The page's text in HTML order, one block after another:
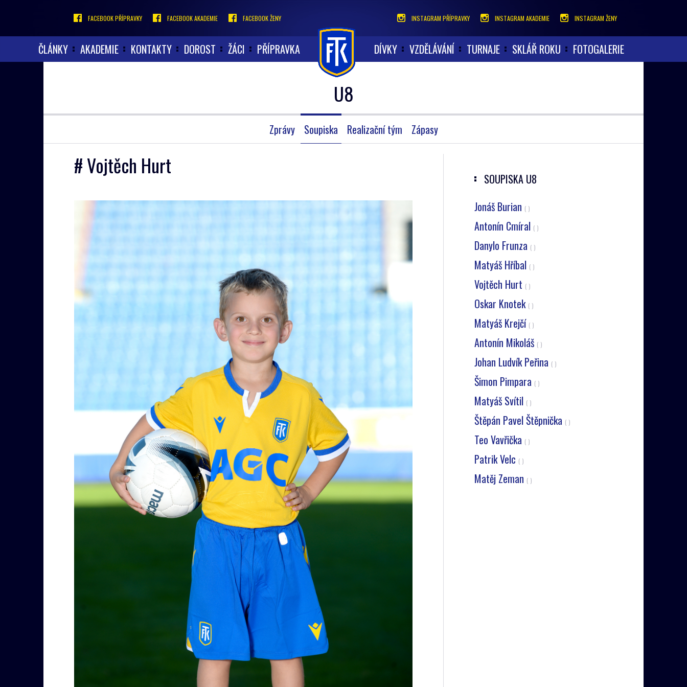
FACEBOOK PŘÍPRAVKY FACEBOOK AKADEMIE FACEBOOK ŽENY INSTAGRAM PŘÍPRAVKY INSTAGRAM AKADEMIE INSTAGRAM ŽENY
ČLÁNKY AKADEMIE KONTAKTY DOROST ŽÁCI PŘÍPRAVKA DÍVKY VZDĚLÁVÁNÍ TURNAJE SKLÁŘ ROKU FOTOGALERIE
U8
Zprávy Soupiska Realizační tým Zápasy
# Vojtěch Hurt
SOUPISKA U8
Jonáš Burian ( )
Antonín Cmíral ( )
Danylo Frunza ( )
Matyáš Hříbal ( )
Vojtěch Hurt ( )
Oskar Knotek ( )
Matyáš Krejčí ( )
Antonín Mikoláš ( )
Johan Ludvík Peřina ( )
Šimon Pimpara ( )
Matyáš Svítil ( )
Štěpán Pavel Štěpnička ( )
Teo Vavřička ( )
Patrik Velc ( )
Matěj Zeman ( )